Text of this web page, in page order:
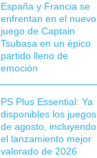
España y Francia se
enfrentan en el nuevo
juego de Captain
Tsubasa en un épico
partido lleno de
emoción
PS Plus Essential: Ya
disponibles los juegos
de agosto, incluyendo
el lanzamiento mejor
valorado de 2026